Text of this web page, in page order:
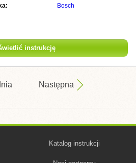
Bosch
instrukcję
Następna
Katalog instrukcji